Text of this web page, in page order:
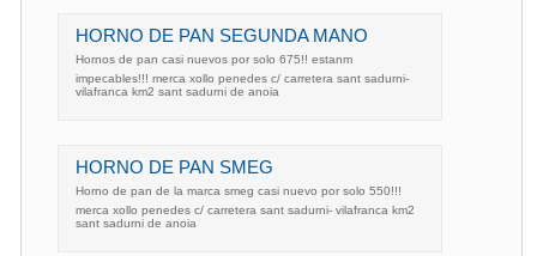
HORNO DE PAN SEGUNDA MANO
Hornos de pan casi nuevos por solo 675!! estanm
impecables!!! merca xollo penedes c/ carretera sant sadurni-
vilafranca km2 sant sadurni de anoia
HORNO DE PAN SMEG
Horno de pan de la marca smeg casi nuevo por solo 550!!!
merca xollo penedes c/ carretera sant sadurni- vilafranca km2
sant sadurni de anoia